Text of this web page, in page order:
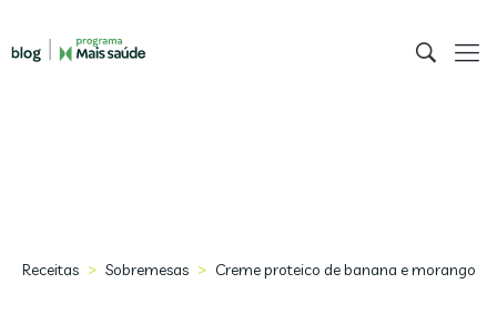
Receitas > Sobremesas > Creme proteico de banana e morango